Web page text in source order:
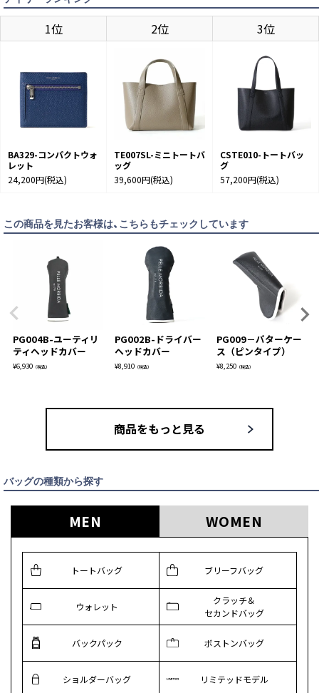
BLACK カートに入れる
BLUE カートに入れる
1位 2位 3位
BA329-コンパクトウォ
レット
24,200円(税込)
TE007SL-ミニトートバ
ッグ
39,600円(税込)
CSTE010-トートバッ
グ
57,200円(税込)
この商品を見たお客様は、こちらもチェックしています
PG004B-ユーティリ
ティヘッドカバー
¥6,930 （税込）
PG002B-ドライバー
ヘッドカバー
¥8,910 （税込）
PG009－パターケー
ス（ピンタイプ）
¥8,250 （税込）
商品をもっと見る
バッグの種類から探す
MEN WOMEN
トートバッグ ブリーフバッグ
ウォレット
クラッチ＆
セカンドバッグ
バックパック ボストンバッグ
ショルダーバッグ リミテッドモデル